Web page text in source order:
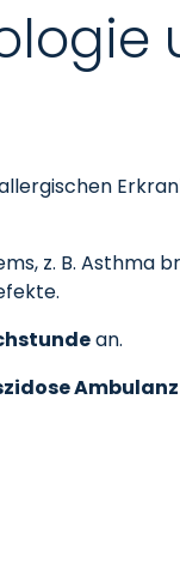
z. B. Asthma
an.